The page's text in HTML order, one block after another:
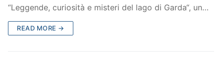
“Leggende, curiosità e misteri del lago di Garda“, un…
READ MORE →